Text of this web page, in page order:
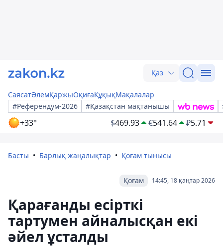
Қаз
СаясатӘлемҚаржыОқиғаҚұқықМақалалар
#Референдум-2026
#Қазақстан мақтанышы
+33° $469.93 €541.64 ₽5.71
Басты Барлық жаңалықтар Қоғам тынысы
14:45, 18 қаңтар 2026
Қоғам
Қарағанды есірткі
тартумен айналысқан екі
әйел ұсталды